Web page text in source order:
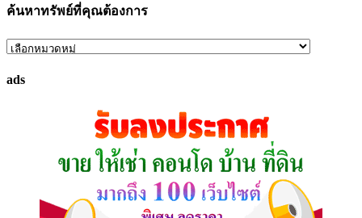
ค้นหาทรัพย์ที่คุณต้องการ
ค้นหา
ที่
ads